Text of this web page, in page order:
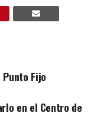
Fijo
en el Centro de